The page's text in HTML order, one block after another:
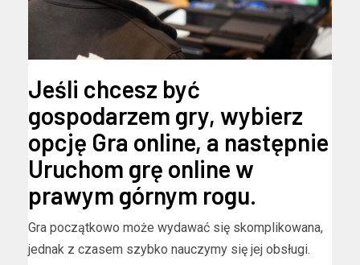
Jeśli chcesz być
gospodarzem gry, wybierz
opcję Gra online, a następnie
Uruchom grę online w
prawym górnym rogu.
Gra początkowo może wydawać się skomplikowana,
jednak z czasem szybko nauczymy się jej obsługi.